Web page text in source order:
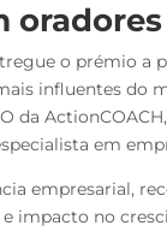
o prémio
influentes do
da
em
empresarial,
impacto no